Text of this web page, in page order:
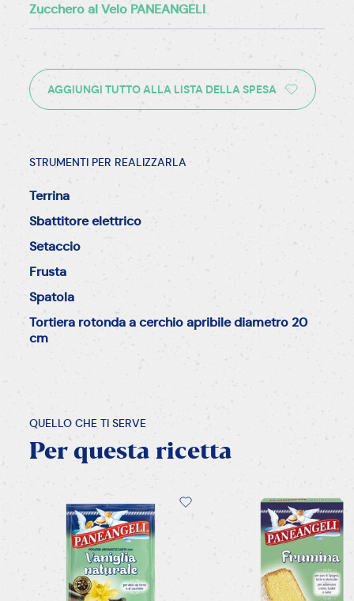
Zucchero al Velo PANEANGELI
AGGIUNGI TUTTO ALLA LISTA DELLA SPESA
STRUMENTI PER REALIZZARLA
Terrina
Sbattitore elettrico
Setaccio
Frusta
Spatola
Tortiera rotonda a cerchio apribile diametro 20
cm
QUELLO CHE TI SERVE
Per questa ricetta